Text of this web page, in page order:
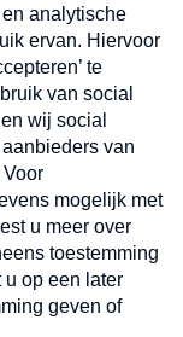
Verzend
onze
in uw